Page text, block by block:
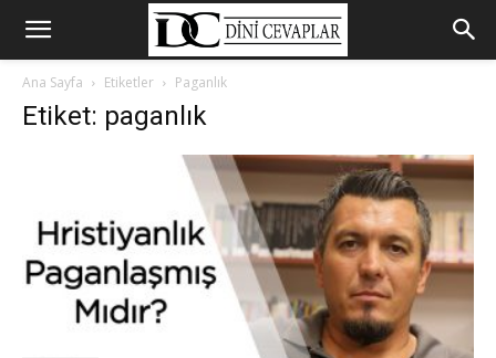
Ana Sayfa Etiketler Paganlık
Etiket: paganlık